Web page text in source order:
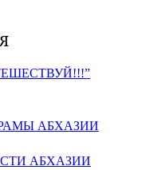
АБХАЗИИ
АБХАЗИИ